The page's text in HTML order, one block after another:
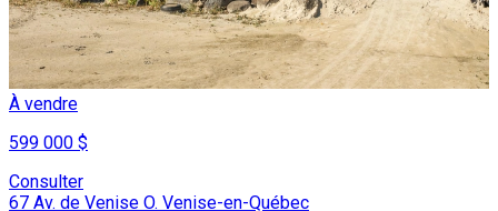
À vendre
599 000 $
Consulter
67 Av. de Venise O. Venise-en-Québec